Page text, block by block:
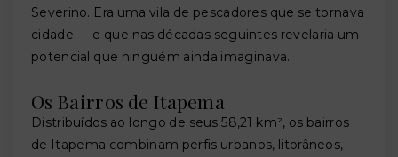
Severino. Era uma vila de pescadores que se tornava
cidade — e que nas décadas seguintes revelaria um
potencial que ninguém ainda imaginava.
Os Bairros de Itapema
Distribuídos ao longo de seus 58,21 km², os bairros
de Itapema combinam perfis urbanos, litorâneos,